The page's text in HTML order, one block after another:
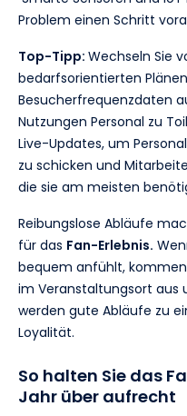
Problem einen Schritt
Top-Tipp: Wechseln Sie
bedarfsorientierten
Besucherfrequenzdaten
Nutzungen Personal zu
Live-Updates, um
zu schicken und
die sie am meisten
Reibungslose Abläufe
für das Fan-Erlebnis.
bequem anfühlt,
im Veranstaltungsort aus
werden gute Abläufe zu
Loyalität.
So halten Sie das
Jahr über aufrecht